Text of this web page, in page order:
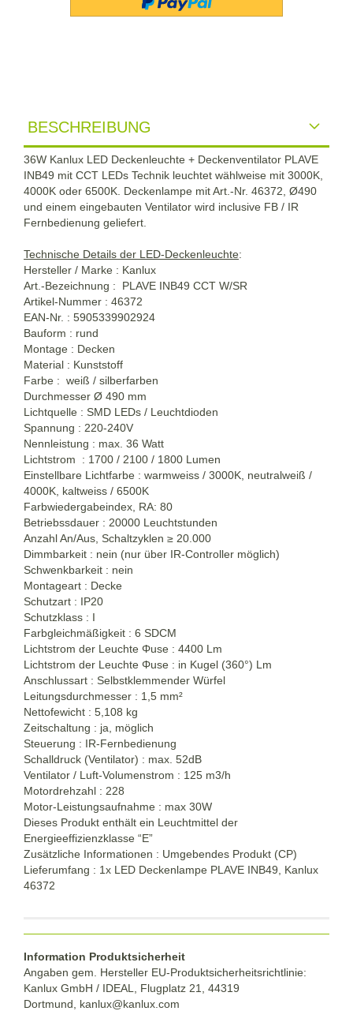
BESCHREIBUNG
36W Kanlux LED Deckenleuchte + Deckenventilator PLAVE
INB49 mit CCT LEDs Technik leuchtet wählweise mit 3000K,
4000K oder 6500K. Deckenlampe mit Art.-Nr. 46372, Ø490
und einem eingebauten Ventilator wird inclusive FB / IR
Fernbedienung geliefert.
Technische Details der LED-Deckenleuchte:
Hersteller / Marke : Kanlux
Art.-Bezeichnung : PLAVE INB49 CCT W/SR
Artikel-Nummer : 46372
EAN-Nr. : 5905339902924
Bauform : rund
Montage : Decken
Material : Kunststoff
Farbe : weiß / silberfarben
Durchmesser Ø 490 mm
Lichtquelle : SMD LEDs / Leuchtdioden
Spannung : 220-240V
Nennleistung : max. 36 Watt
Lichtstrom : 1700 / 2100 / 1800 Lumen
Einstellbare Lichtfarbe : warmweiss / 3000K, neutralweiß /
4000K, kaltweiss / 6500K
Farbwiedergabeindex, RA: 80
Betriebssdauer : 20000 Leuchtstunden
Anzahl An/Aus, Schaltzyklen ≥ 20.000
Dimmbarkeit : nein (nur über IR-Controller möglich)
Schwenkbarkeit : nein
Montageart : Decke
Schutzart : IP20
Schutzklass : I
Farbgleichmäßigkeit : 6 SDCM
Lichtstrom der Leuchte Φuse : 4400 Lm
Lichtstrom der Leuchte Φuse : in Kugel (360°) Lm
Anschlussart : Selbstklemmender Würfel
Leitungsdurchmesser : 1,5 mm²
Nettofewicht : 5,108 kg
Zeitschaltung : ja, möglich
Steuerung : IR-Fernbedienung
Schalldruck (Ventilator) : max. 52dB
Ventilator / Luft-Volumenstrom : 125 m3/h
Motordrehzahl : 228
Motor-Leistungsaufnahme : max 30W
Dieses Produkt enthält ein Leuchtmittel der
Energieeffizienzklasse “E”
Zusätzliche Informationen : Umgebendes Produkt (CP)
Lieferumfang : 1x LED Deckenlampe PLAVE INB49, Kanlux
46372
Information Produktsicherheit
Angaben gem. Hersteller EU-Produktsicherheitsrichtlinie:
Kanlux GmbH / IDEAL, Flugplatz 21, 44319
Dortmund, kanlux@kanlux.com